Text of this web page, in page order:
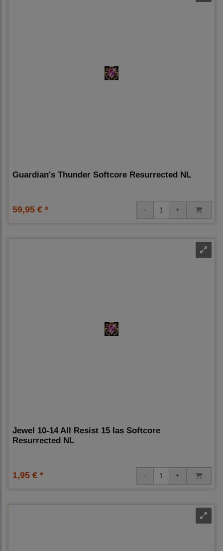
Guardian's Thunder Softcore Resurrected NL
59,95 € *
Jewel 10-14 All Resist 15 Ias Softcore
Resurrected NL
1,95 € *